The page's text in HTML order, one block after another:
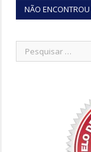
NÃO